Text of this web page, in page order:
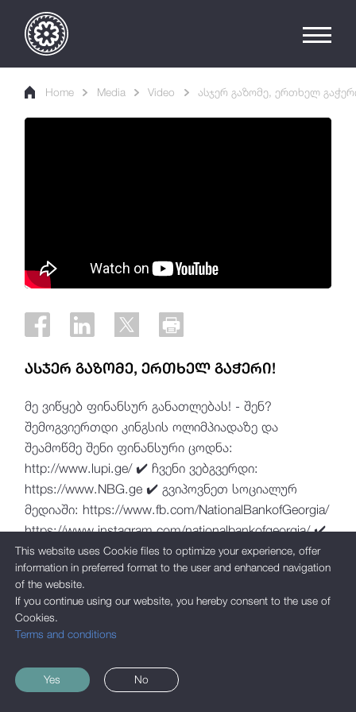
Home Media Video ასჯერ გაზომე, ერთხელ
ᲐᲡᲯᲔᲠ ᲒᲐᲖᲝᲛᲔ, ᲔᲠᲗᲮᲔᲚ ᲒᲐᲭᲔᲠᲘ!
მე ვიწყებ ფინანსურ განათლებას! - შენ?
შემოგვიერთდი კინგსის ოლიმპიადაზე და
შეამოწმე შენი ფინანსური ცოდნა:
http://www.lupi.ge/ ✔️ ჩვენი ვებგვერდი:
https://www.NBG.ge ✔️ გვიპოვნეთ სოციალურ
მედიაში: https://www.fb.com/NationalBankofGeorgia/
https://www.instagram.com/nationalbankofgeorgia/ ✔️
ცხელი ხაზი: (+995 32) 2 406 406 ✔️ ელ. ფოსტა:
info@nbg.ge
This website uses Cookie files to optimize your experience, offer
information in preferred format to the user and enhanced navigation
of the website.
If you continue using our website, you hereby consent to the use of
Cookies.
Terms and conditions
Yes No